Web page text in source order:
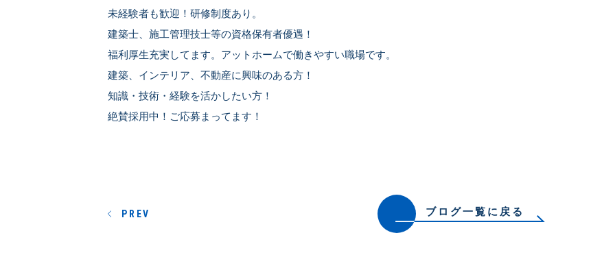
未経験者も歓迎！研修制度あり。
建築士、施工管理技士等の資格保有者優遇！
福利厚生充実してます。アットホームで働きやすい職場です。
建築、インテリア、不動産に興味のある方！
知識・技術・経験を活かしたい方！
絶賛採用中！ご応募まってます！
ブログ一覧に戻る
PREV